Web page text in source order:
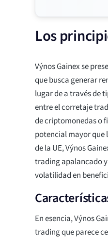
Los
Výnos Gainex se
que busca generar
lugar de a través de
entre el corretaje
de criptomonedas o
potencial mayor que
de la UE, Výnos
trading apalancado
volatilidad en
En esencia, Výnos
trading que parece